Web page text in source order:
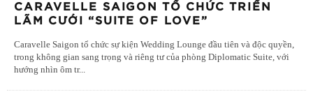
CARAVELLE SAIGON TỔ CHỨC TRIỂN
LÃM CƯỚI “SUITE OF LOVE”
Caravelle Saigon tổ chức sự kiện Wedding Lounge đầu tiên và độc quyền,
trong không gian sang trọng và riêng tư của phòng Diplomatic Suite, với
hướng nhìn ôm tr...